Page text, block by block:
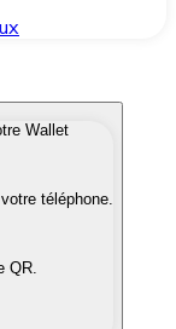
intéressent
monnaie
Wallet
téléphone.
QR.